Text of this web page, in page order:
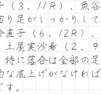
（３、11Ｒ）、魚
り足がしっかりして
直子（６、12Ｒ）
土屋実沙希（２、
特に落合は全部の
な底上げがなけれ
。